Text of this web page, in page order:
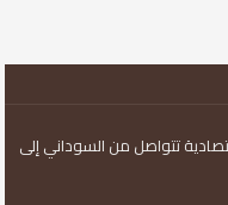
تتواصل من السوداني إلى